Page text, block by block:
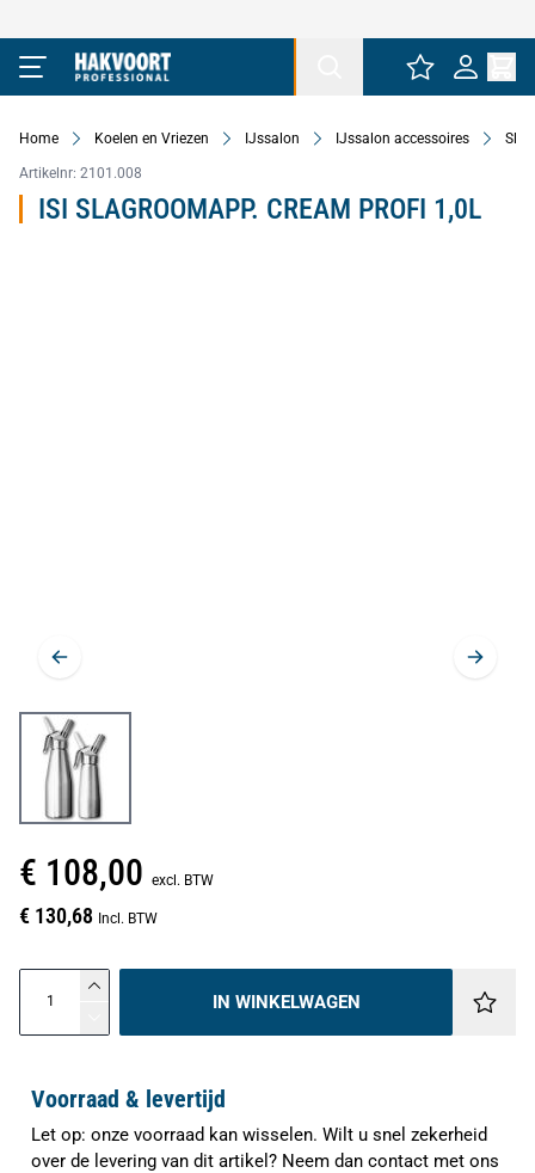
Ga naar de inhoud
Home Koelen en Vriezen IJssalon IJssalon accessoires
Artikelnr: 2101.008
ISI SLAGROOMAPP. CREAM PROFI 1,0L
€ 108,00 excl. BTW
€ 130,68 Incl. BTW
IN WINKELWAGEN
Voorraad & levertijd
Let op: onze voorraad kan wisselen. Wilt u snel zekerheid
over de levering van dit artikel? Neem dan contact met ons